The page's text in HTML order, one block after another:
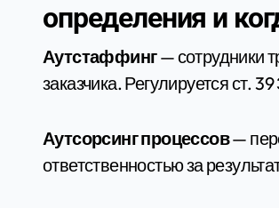
определения и
Аутстаффинг— сотрудники
заказчика. Регулируется ст.
Аутсорсинг процессов—
ответственностью за